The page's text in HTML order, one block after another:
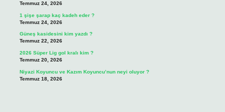
Temmuz 24, 2026
1 şişe şarap kaç kadeh eder ?
Temmuz 24, 2026
Güneş kasidesini kim yazdı ?
Temmuz 22, 2026
2026 Süper Lig gol kralı kim ?
Temmuz 20, 2026
Niyazi Koyuncu ve Kazım Koyuncu’nun neyi oluyor ?
Temmuz 18, 2026